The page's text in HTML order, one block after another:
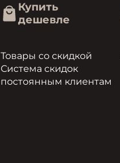
Купить
дешевле
Товары со скидкой
Система скидок
постоянным клиентам